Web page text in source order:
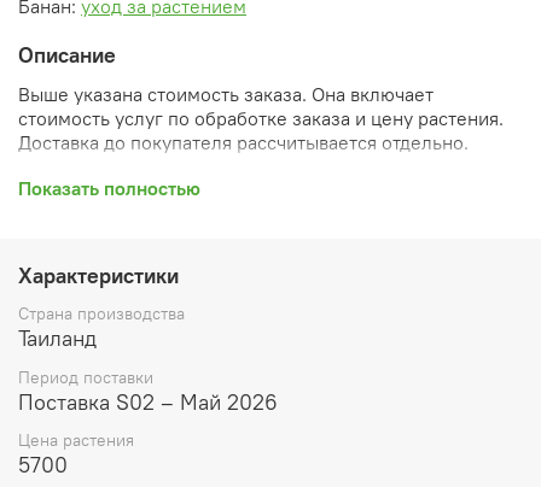
Банан: уход за растением
Описание
Выше указана стоимость заказа. Она включает
стоимость услуг по обработке заказа и цену растения.
Доставка до покупателя рассчитывается отдельно.
После оформления заказа вы получите его
скидки, уточнен способ доставки, сделано
бронирование и т.д.). Затем вам будут высланы
согласованные счета со ссылками на оплату услуг и
растений. При этом предварительный заказ теряет силу.
Внимание: фото в каталоге демонстрирует сорт, а не
размере, указанном в карточке товара ниже.
Показать полностью
Характеристики
Страна производства
Таиланд
Период поставки
Поставка S02 – Май 2026
Цена растения
5700